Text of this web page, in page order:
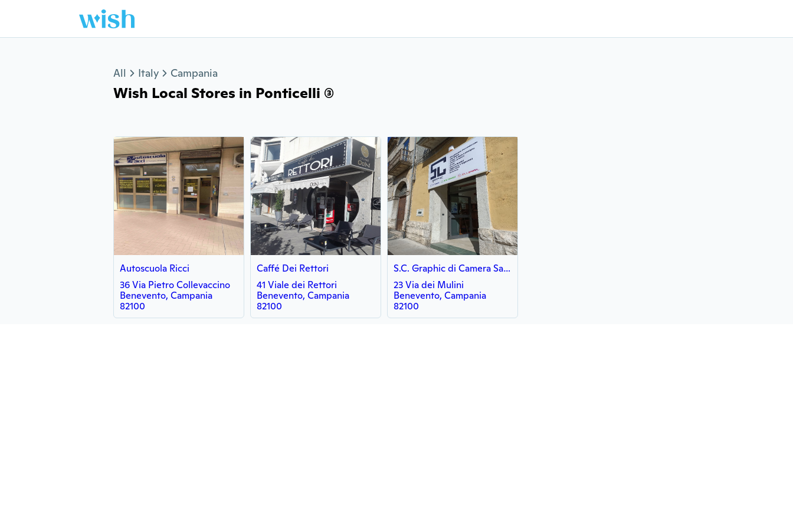
All Italy Campania
Wish Local Stores in Ponticelli (3)
Autoscuola Ricci
36 Via Pietro Collevaccino
Benevento, Campania
82100
Caffé Dei Rettori
41 Viale dei Rettori
Benevento, Campania
82100
S.C. Graphic di Camera Salvatore
23 Via dei Mulini
Benevento, Campania
82100